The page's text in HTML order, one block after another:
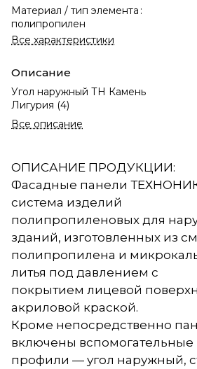
Материал / тип элемента :
полипропилен
Все характеристики
Описание
Угол наружный ТН Камень
Лигурия (4)
Все описание
ОПИСАНИЕ ПРОДУКЦИИ:
Фасадные панели
система изделий
полипропиленовых для
зданий, изготовленных из
полипропилена и
литья под давлением с
покрытием лицевой
акриловой краской.
Кроме непосредственно
включены вспомогательные
профили — угол наружный,